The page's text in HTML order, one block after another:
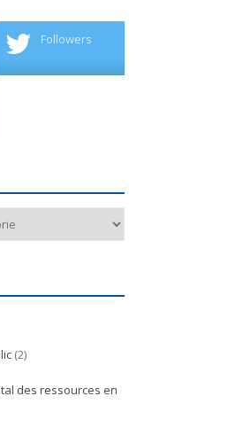
Followers
(2)
des ressources en